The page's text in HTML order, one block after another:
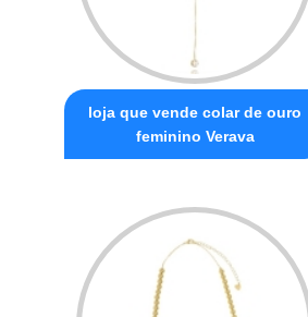
loja que vende colar de ouro
feminino Verava